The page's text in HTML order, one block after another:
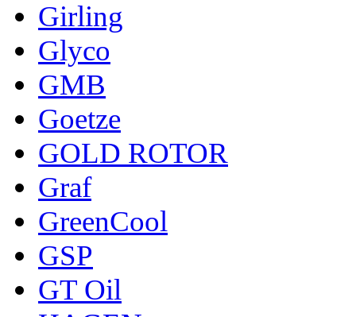
Girling
Glyco
GMB
Goetze
GOLD ROTOR
Graf
GreenCool
GSP
GT Oil